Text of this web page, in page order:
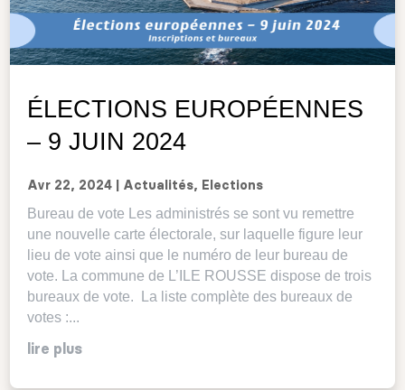
ÉLECTIONS EUROPÉENNES
– 9 JUIN 2024
Avr 22, 2024 Actualités, Elections
Bureau de vote Les administrés se sont vu remettre
une nouvelle carte électorale, sur laquelle figure leur
lieu de vote ainsi que le numéro de leur bureau de
vote. La commune de L’ILE ROUSSE dispose de trois
bureaux de vote. La liste complète des bureaux de
votes :...
lire plus